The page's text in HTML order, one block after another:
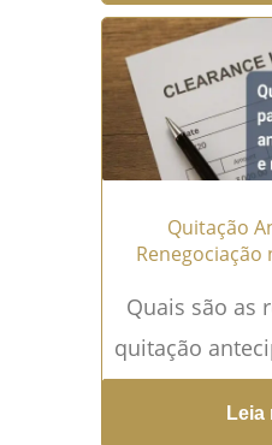
cenário de
da Selic,...
Quitação
Renegociação
Quais são as
quitação
renegociação
consignado?
Leia